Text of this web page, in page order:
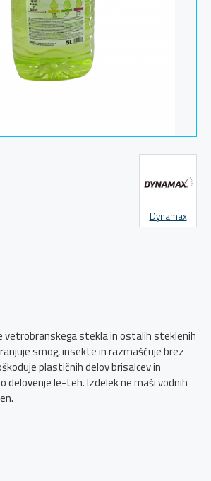
Dynamax
vetrobranskega stekla in ostalih steklenih
smog, insekte in razmaščuje brez
plastičnih delov brisalcev in
delovenje le-teh. Izdelek ne maši vodnih